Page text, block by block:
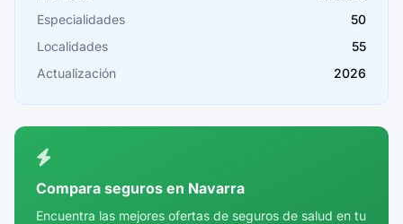
Cantabria
Castellón
Córdoba
Cuenca
Especialidades
50
Localidades
55
Actualización
2026
Compara seguros en Navarra
Encuentra las mejores ofertas de seguros de salud en tu